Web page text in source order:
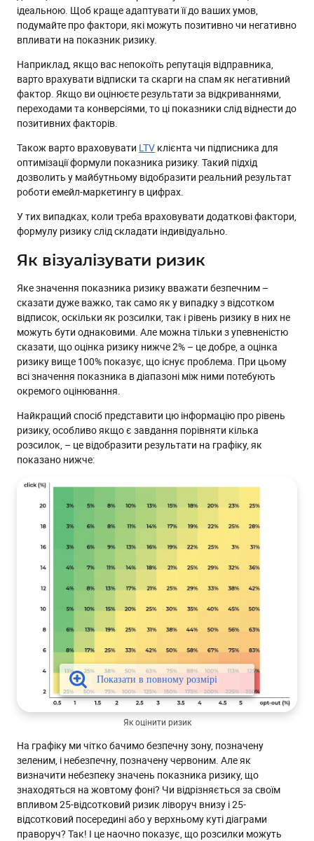
ідеальною. Щоб краще адаптувати її до ваших умов,
подумайте про фактори, які можуть позитивно чи негативно
впливати на показник ризику.
Наприклад, якщо вас непокоїть репутація відправника,
варто врахувати відписки та скарги на спам як негативний
фактор. Якщо ви оцінюєте результати за відкриваннями,
переходами та конверсіями, то ці показники слід віднести до
позитивних факторів.
Також варто враховувати LTV клієнта чи підписника для
оптимізації формули показника ризику. Такий підхід
дозволить у майбутньому відобразити реальний результат
роботи емейл-маркетингу в цифрах.
У тих випадках, коли треба враховувати додаткові фактори,
формулу ризику слід складати індивідуально.
Як візуалізувати ризик
Яке значення показника ризику вважати безпечним –
сказати дуже важко, так само як у випадку з відсотком
відписок, оскільки як розсилки, так і рівень ризику в них не
можуть бути однаковими. Але можна тільки з упевненістю
сказати, що оцінка ризику нижче 2% – це добре, а оцінка
ризику вище 100% показує, що існує проблема. При цьому
всі значення показника в діапазоні між ними потебують
окремого оцінювання.
Найкращий спосіб представити цю інформацію про рівень
ризику, особливо якщо є завдання порівняти кілька
розсилок, – це відобразити результати на графіку, як
показано нижче:
Як оцінити ризик
На графіку ми чітко бачимо безпечну зону, позначену
зеленим, і небезпечну, позначену червоним. Але як
визначити небезпеку значень показника ризику, що
знаходяться на жовтому фоні? Чи відрізняється за своїм
впливом 25-відсотковий ризик ліворуч внизу і 25-
відсотковий посередині або у верхньому куті діаграми
праворуч? Так! І це наочно показує, що розсилки можуть